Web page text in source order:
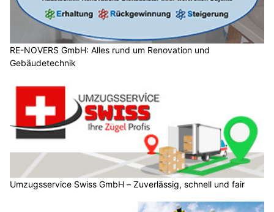
RE-NOVERS GmbH: Alles rund um Renovation und
Gebäudetechnik
Umzugsservice Swiss GmbH – Zuverlässig, schnell und fair